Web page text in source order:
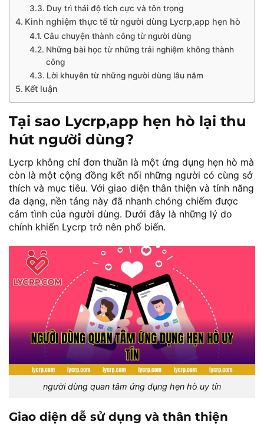
Duy trì thái độ tích cực và tôn trọng
Kinh nghiệm thực tế từ người dùng Lycrp,app hẹn hò
Câu chuyện thành công từ người dùng
Những bài học từ những trải nghiệm không thành
công
Lời khuyên từ những người dùng lâu năm
Kết luận
Tại sao Lycrp,app hẹn hò lại thu
hút người dùng?
Lycrp không chỉ đơn thuần là một ứng dụng hẹn hò mà
còn là một cộng đồng kết nối những người có cùng sở
thích và mục tiêu. Với giao diện thân thiện và tính năng
đa dạng, nền tảng này đã nhanh chóng chiếm được
cảm tình của người dùng. Dưới đây là những lý do
chính khiến Lycrp trở nên phổ biến.
người dùng quan tâm ứng dụng hẹn hò uy tín
Giao diện dễ sử dụng và thân thiện